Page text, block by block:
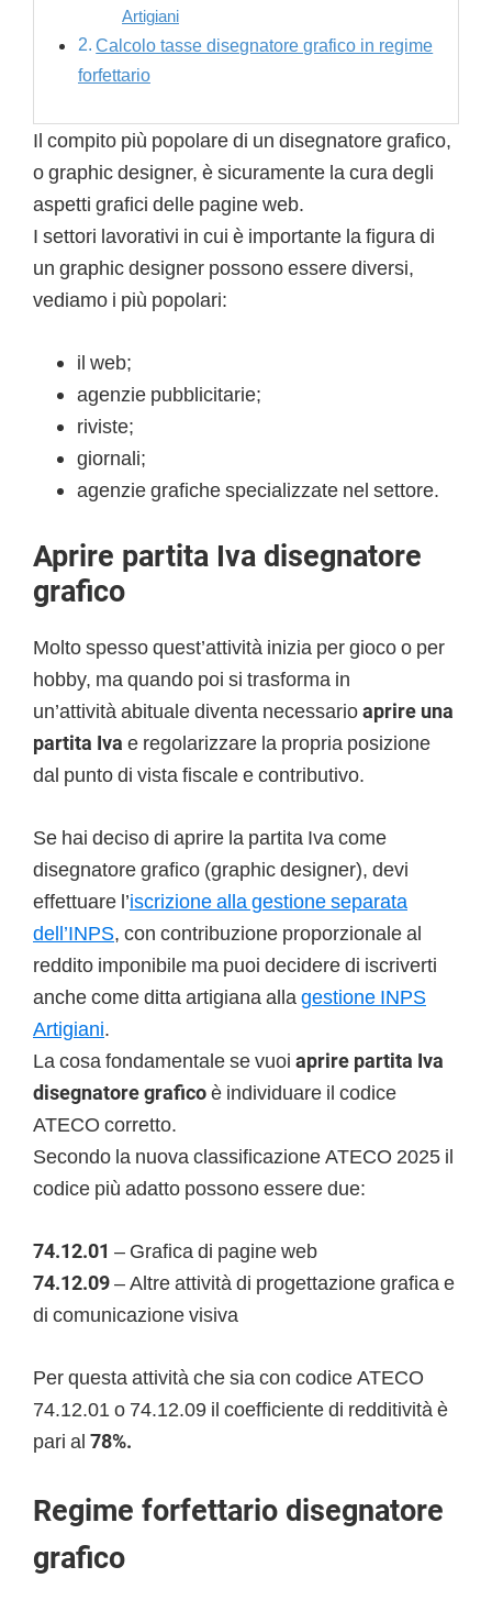
Artigiani
Calcolo tasse disegnatore grafico in regime
forfettario
Il compito più popolare di un disegnatore grafico,
o graphic designer, è sicuramente la cura degli
aspetti grafici delle pagine web.
I settori lavorativi in cui è importante la figura di
un graphic designer possono essere diversi,
vediamo i più popolari:
il web;
agenzie pubblicitarie;
riviste;
giornali;
agenzie grafiche specializzate nel settore.
Aprire partita Iva disegnatore
grafico
Molto spesso quest’attività inizia per gioco o per
hobby, ma quando poi si trasforma in
un’attività abituale diventa necessarioaprire una
partita Iva e regolarizzare la propria posizione
dal punto di vista fiscale e contributivo.
Se hai deciso di aprire la partita Iva come
disegnatore grafico (graphic designer), devi
effettuare l’iscrizione alla gestione separata
dell’INPS, con contribuzione proporzionale al
reddito imponibile ma puoi decidere di iscriverti
anche come ditta artigiana alla gestione INPS
Artigiani.
La cosa fondamentale se vuoi aprire partita Iva
disegnatore graficoè individuare il codice
ATECO corretto.
Secondo la nuova classificazione ATECO 2025 il
codice più adatto possono essere due:
74.12.01 – Grafica di pagine web
74.12.09– Altre attività di progettazione grafica e
di comunicazione visiva
Per questa attività che sia con codice ATECO
74.12.01 o 74.12.09 il coefficiente di redditività è
pari al 78%.
Regime forfettario disegnatore
grafico